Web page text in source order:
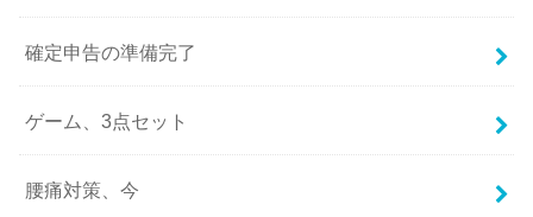
確定申告の準備完了
ゲーム、3点セット
腰痛対策、今